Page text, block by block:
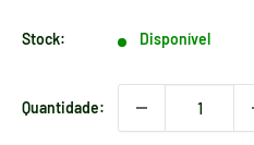
venda
Stock: Disponível
Quantidade: